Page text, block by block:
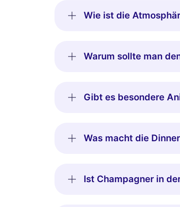
Wie ist die
Warum sollte man
Gibt es besondere
Was macht die
Ist Champagner in